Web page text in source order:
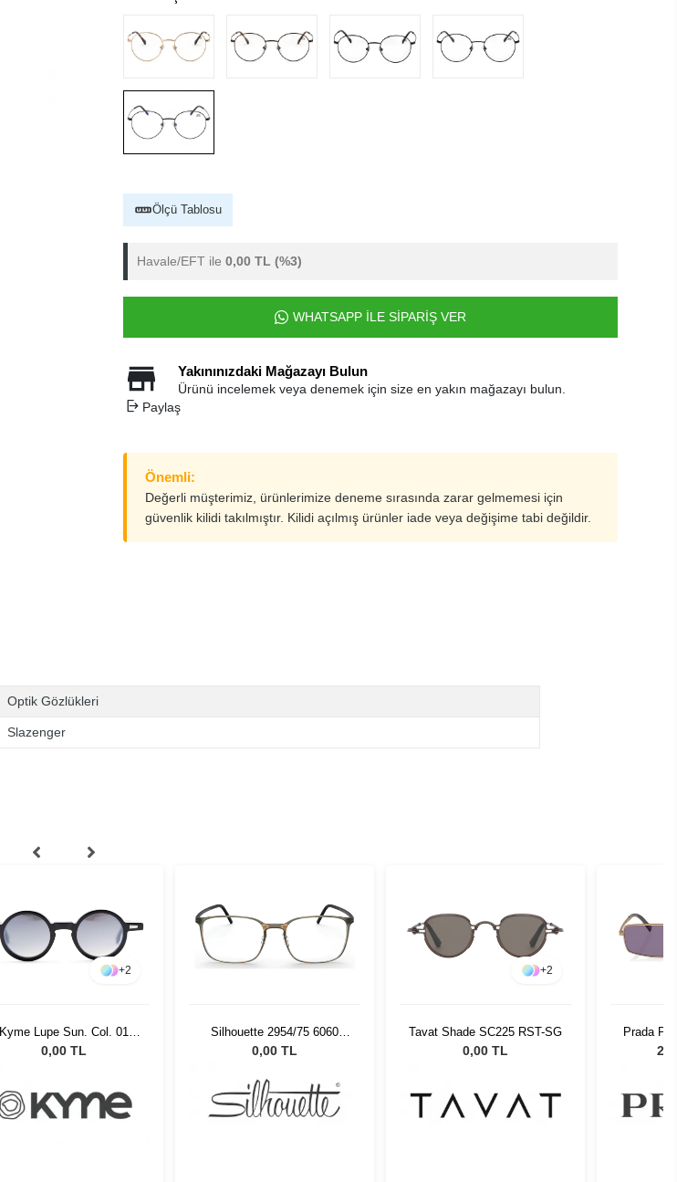
Ölçü Tablosu
Havale/EFT ile 0,00 TL (%3)
WHATSAPP İLE SİPARİŞ VER
Yakınınızdaki Mağazayı Bulun
Ürünü incelemek veya denemek için size en yakın mağazayı bulun.
Paylaş
Önemli:
Değerli müşterimiz, ürünlerimize deneme sırasında zarar gelmemesi için
güvenlik kilidi takılmıştır. Kilidi açılmış ürünler iade veya değişime tabi değildir.
Optik Gözlükleri
Slazenger
+2
Kyme Lupe Sun. Col. 01
Unisex Güneş Gözlüğü
0,00 TL
Silhouette 2954/75 6060
52/19
0,00 TL
+2
Tavat Shade SC225 RST-SG
0,00 TL
Prada